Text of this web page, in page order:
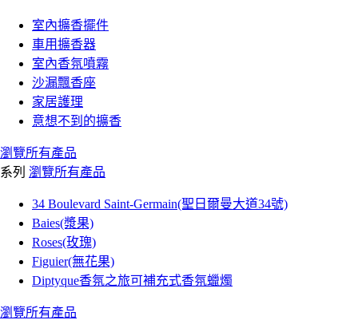
室內擴香擺件
車用擴香器
室內香氛噴霧
沙漏飄香座
家居護理
意想不到的擴香
瀏覽所有產品
系列 瀏覽所有產品
34 Boulevard Saint-Germain(聖日爾曼大道34號)
Baies(漿果)
Roses(玫瑰)
Figuier(無花果)
Diptyque香氛之旅可補充式香氛蠟燭
瀏覽所有產品